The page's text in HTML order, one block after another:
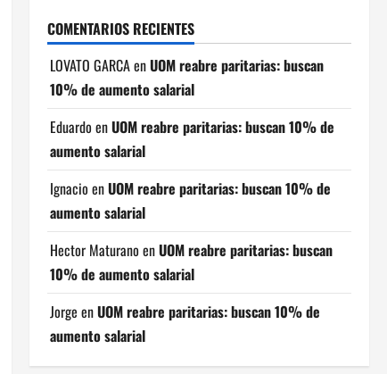
COMENTARIOS RECIENTES
LOVATO GARCAenUOM reabre paritarias: buscan
10% de aumento salarial
Eduardo enUOM reabre paritarias: buscan 10% de
aumento salarial
Ignacio enUOM reabre paritarias: buscan 10% de
aumento salarial
Hector Maturano enUOM reabre paritarias: buscan
10% de aumento salarial
Jorge enUOM reabre paritarias: buscan 10% de
aumento salarial